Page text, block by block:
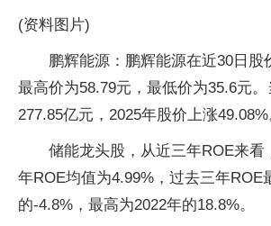
(资料图片)
鹏辉能源：鹏辉能源在近30日股
最高价为58.79元，最低价为35.6元
277.85亿元，2025年股价上涨49.08%
储能龙头股，从近三年ROE来看
年ROE均值为4.99%，过去三年ROE
的-4.8%，最高为2022年的18.8%。